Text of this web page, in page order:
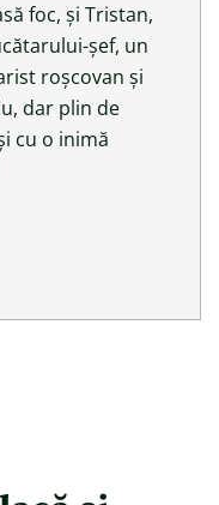
foc, și Tristan,
șef, un
roșcovan și
dar plin de
cu o inimă